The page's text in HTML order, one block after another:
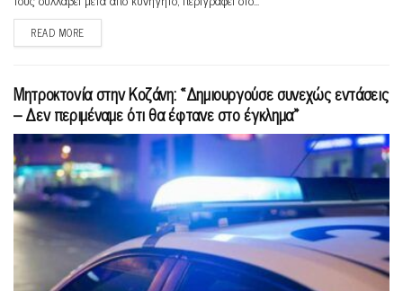
READ MORE
Μητροκτονία στην Κοζάνη: «Δημιουργούσε συνεχώς εντάσεις
– Δεν περιμέναμε ότι θα έφτανε στο έγκλημα»